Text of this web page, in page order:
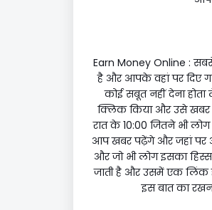
Earn Money Online :
है और आपके वहां पर दिए
कोई सबूत नहीं देना
क्लिक किया और उसे खबर
रात के 10:00 जितने भी
आप खबर पढ़ेंगे और जहां पर
और जो भी लोग इसका
जाती है और उसमें एक लिंक
इस बात का